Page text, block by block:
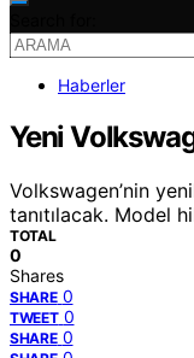
Haberler
Yeni
Volkswagen’nin
tanıtılacak. Model
TOTAL
0
Shares
SHARE 0
TWEET 0
SHARE 0